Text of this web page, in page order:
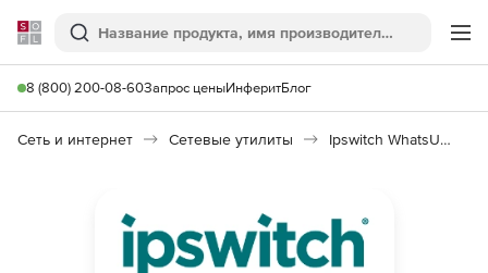
Softline
Поиск
8 (800) 200-08-60Запрос ценыИнферитБлог
Сеть и интернет Сетевые утилиты Ipswitch WhatsUp Log Management Suite